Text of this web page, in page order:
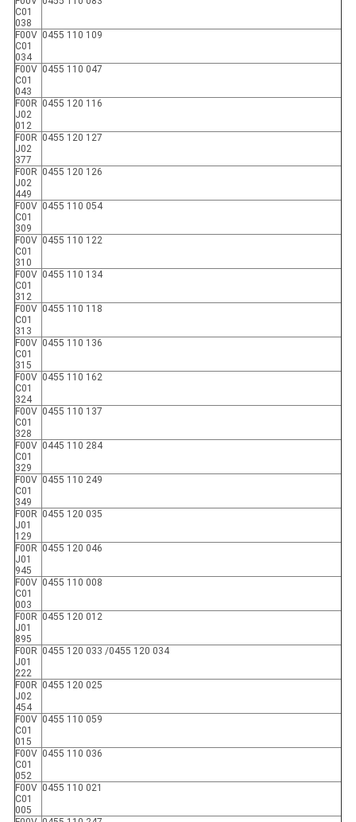
C01
038
F00V
C01
034
0455 110 109
F00V
C01
043
0455 110 047
F00R
J02
012
0455 120 116
F00R
J02
377
0455 120 127
F00R
J02
449
0455 120 126
F00V
C01
309
0455 110 054
F00V
C01
310
0455 110 122
F00V
C01
312
0455 110 134
F00V
C01
313
0455 110 118
F00V
C01
315
0455 110 136
F00V
C01
324
0455 110 162
F00V
C01
328
0455 110 137
F00V
C01
329
0445 110 284
F00V
C01
349
0455 110 249
F00R
J01
129
0455 120 035
F00R
J01
945
0455 120 046
F00V
C01
003
0455 110 008
F00R
J01
895
0455 120 012
F00R
J01
222
0455 120 033 /0455 120 034
F00R
J02
454
0455 120 025
F00V
C01
015
0455 110 059
F00V
C01
052
0455 110 036
F00V
C01
005
0455 110 021